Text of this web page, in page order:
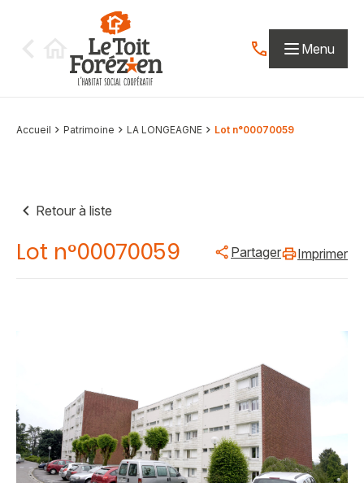
Contactez-nous
Menu
Accueil Patrimoine LA LONGEAGNE Lot n°00070059
Retour à liste
Lot n°00070059 Partager Imprimer